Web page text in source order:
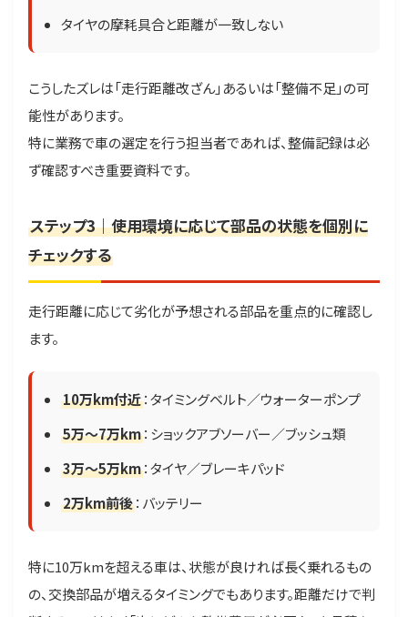
タイヤの摩耗具合と距離が一致しない
こうしたズレは「走行距離改ざん」あるいは「整備不足」の可
能性があります。
特に業務で車の選定を行う担当者であれば、整備記録は必
ず確認すべき重要資料です。
ステップ3｜使用環境に応じて部品の状態を個別に
チェックする
走行距離に応じて劣化が予想される部品を重点的に確認し
ます。
10万km付近：タイミングベルト／ウォーターポンプ
5万〜7万km：ショックアブソーバー／ブッシュ類
3万〜5万km：タイヤ／ブレーキパッド
2万km前後：バッテリー
特に10万kmを超える車は、状態が良ければ長く乗れるもの
の、交換部品が増えるタイミングでもあります。距離だけで判